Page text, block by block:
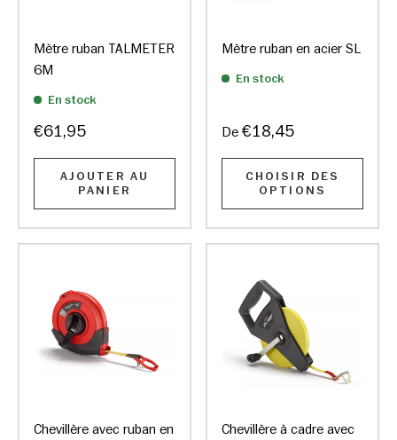
Mètre ruban TALMETER
6M
En stock
€61,95
AJOUTER AU
PANIER
Mètre ruban en acier SL
En stock
De €18,45
CHOISIR DES
OPTIONS
Chevillère avec ruban en
Chevillère à cadre avec